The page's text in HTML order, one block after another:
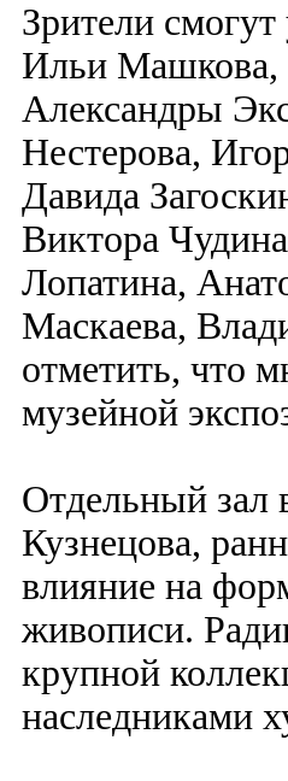
Зрители
Ильи Машкова,
Александры
Нестерова,
Давида
Виктора
Лопатина,
Маскаева,
отметить, что
музейной
Отдельный зал
Кузнецова,
влияние на
живописи.
крупной
наследниками